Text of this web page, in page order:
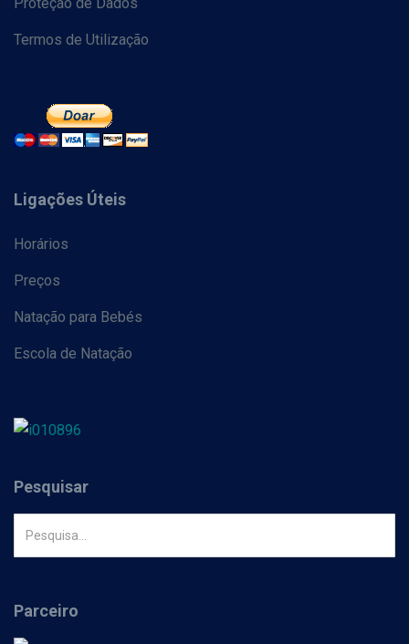
Termos de Utilização
Ligações Úteis
Horários
Preços
Natação para Bebés
Escola de Natação
Pesquisar
Parceiro